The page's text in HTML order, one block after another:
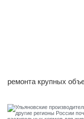
ремонта крупных